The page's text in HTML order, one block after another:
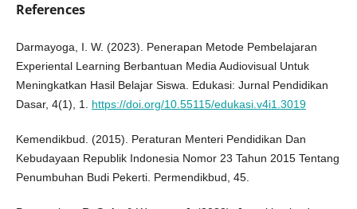
References
Darmayoga, I. W. (2023). Penerapan Metode Pembelajaran
Experiental Learning Berbantuan Media Audiovisual Untuk
Meningkatkan Hasil Belajar Siswa. Edukasi: Jurnal Pendidikan
Dasar, 4(1), 1. https://doi.org/10.55115/edukasi.v4i1.3019
Kemendikbud. (2015). Peraturan Menteri Pendidikan Dan
Kebudayaan Republik Indonesia Nomor 23 Tahun 2015 Tentang
Penumbuhan Budi Pekerti. Permendikbud, 45.